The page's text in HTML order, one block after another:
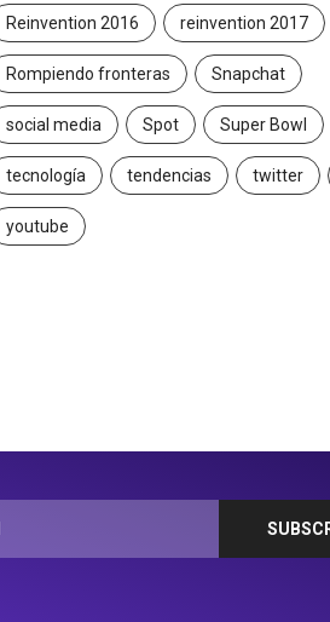
Reinvention 2016 reinvention 2017
Rompiendo fronteras Snapchat
social media Spot Super Bowl
tecnología tendencias twitter
youtube